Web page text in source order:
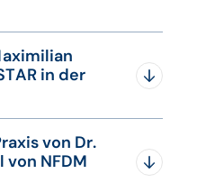
in der
von Dr.
NFDM